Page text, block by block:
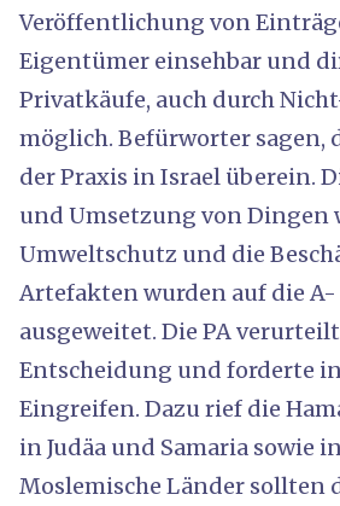
Veröffentlichung von
Eigentümer einsehbar und
Privatkäufe, auch durch
möglich. Befürworter sagen,
der Praxis in Israel überein.
und Umsetzung von Dingen
Umweltschutz und die
Artefakten wurden auf die
ausgeweitet. Die PA
Entscheidung und forderte
Eingreifen. Dazu rief die
in Judäa und Samaria sowie
Moslemische Länder sollten